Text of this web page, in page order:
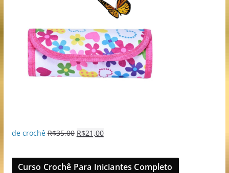
de crochê R$35,00 R$21,00
Curso Crochê Para Iniciantes Completo